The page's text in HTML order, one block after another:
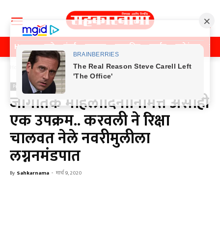
Home पुणे मुंबई महाराष्ट्र राजकीय क्राईम मनोरंजन
Home Previos News
Previos News
जागतिक महिलादिनानिमित्त असाही
एक उपक्रम.. करवली ने रिक्षा
चालवत नेले नवरीमुलीला
लग्ननमंडपात
By Sahkarnama - मार्च 9, 2020